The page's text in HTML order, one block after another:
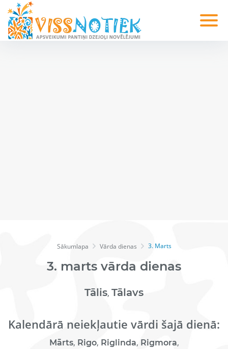
Sākumlapa Vārda dienas 3. Marts
3. marts vārda dienas
Tālis, Tālavs
Kalendārā neiekļautie vārdi šajā dienā:
Mārts, Rigo, Riglinda, Rigmora,